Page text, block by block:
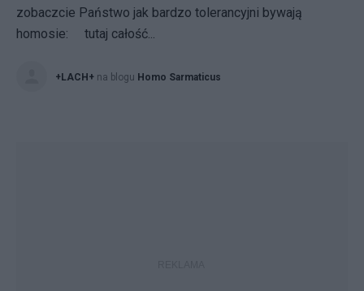
zobaczcie Państwo jak bardzo tolerancyjni bywają
homosie: tutaj całość...
+LACH+ na blogu Homo Sarmaticus